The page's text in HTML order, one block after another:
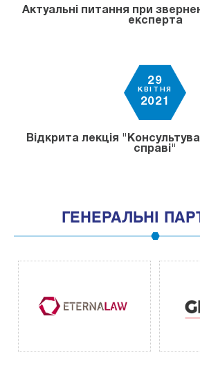
Актуальні питання при
експерта
29
КВІТНЯ
2021
Відкрита лекція
справі"
ГЕНЕРАЛЬНІ